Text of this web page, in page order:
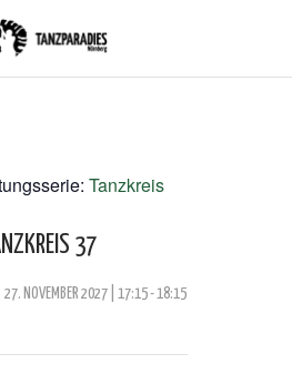
Tanzkreis
37
27. NOVEMBER 2027 | 17:15-18:15